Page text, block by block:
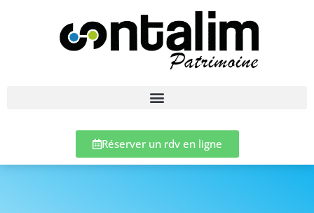
Réserver un rdv en ligne